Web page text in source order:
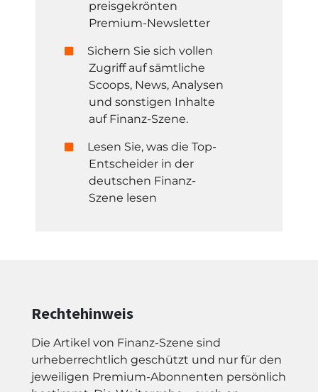
preisgekrönten
Premium-Newsletter
Sichern Sie sich vollen
Zugriff auf sämtliche
Scoops, News, Analysen
und sonstigen Inhalte
auf Finanz-Szene.
Lesen Sie, was die Top-
Entscheider in der
deutschen Finanz-
Szene lesen
Rechtehinweis
Die Artikel von Finanz-Szene sind
urheberrechtlich geschützt und nur für den
jeweiligen Premium-Abonnenten persönlich